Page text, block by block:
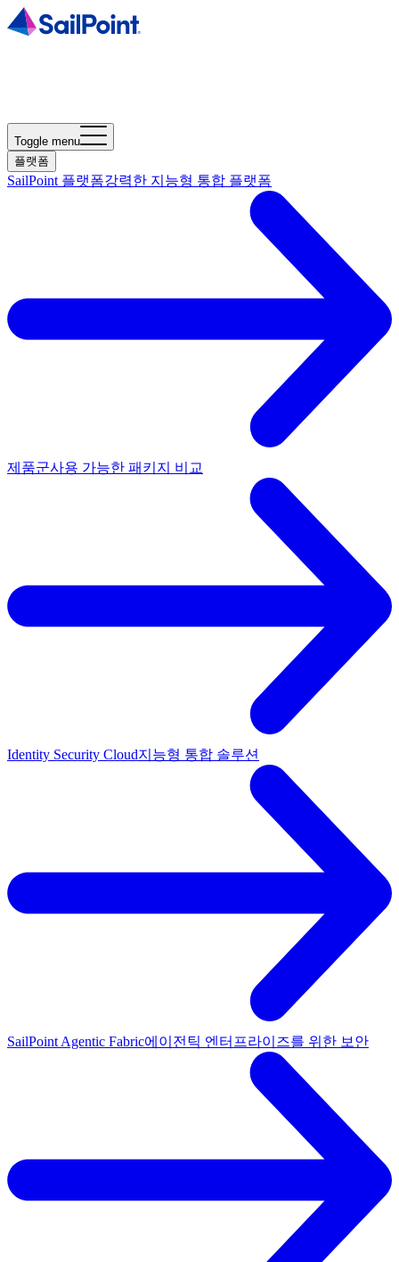
Toggle menu
플랫폼
SailPoint 플랫폼강력한 지능형 통합 플랫폼
제품군사용 가능한 패키지 비교
Identity Security Cloud지능형 통합 솔루션
SailPoint Agentic Fabric에이전틱 엔터프라이즈를 위한 보안